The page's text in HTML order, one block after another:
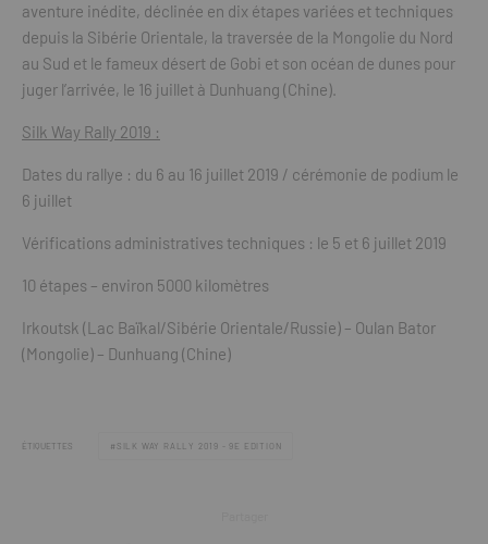
aventure inédite, déclinée en dix étapes variées et techniques
depuis la Sibérie Orientale, la traversée de la Mongolie du Nord
au Sud et le fameux désert de Gobi et son océan de dunes pour
juger l’arrivée, le 16 juillet à Dunhuang (Chine).
Silk Way Rally 2019 :
Dates du rallye : du 6 au 16 juillet 2019 / cérémonie de podium le
6 juillet
Vérifications administratives techniques : le 5 et 6 juillet 2019
10 étapes – environ 5000 kilomètres
Irkoutsk (Lac Baïkal/Sibérie Orientale/Russie) – Oulan Bator
(Mongolie) – Dunhuang (Chine)
ÉTIQUETTES SILK WAY RALLY 2019 - 9E EDITION